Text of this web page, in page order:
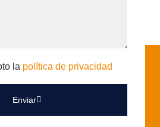
la política de privacidad
Enviar